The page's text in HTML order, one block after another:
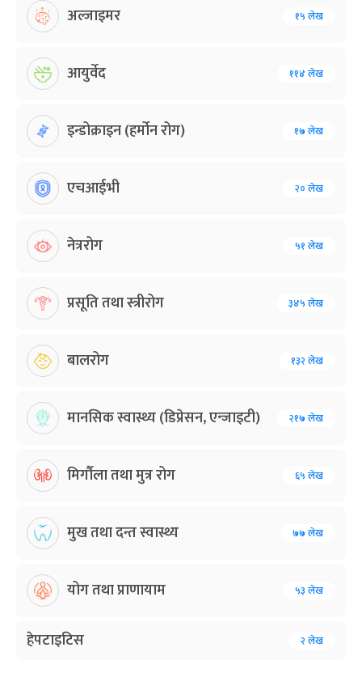
अल्जाइमर १५ लेख
आयुर्वेद ११४ लेख
इन्डोक्राइन (हर्मोन रोग) १७ लेख
एचआईभी २० लेख
नेत्ररोग ५१ लेख
प्रसूति तथा स्त्रीरोग ३४५ लेख
बालरोग १३२ लेख
मानसिक स्वास्थ्य (डिप्रेसन, एन्जाइटी) २१७ लेख
मिर्गौला तथा मुत्र रोग ६५ लेख
मुख तथा दन्त स्वास्थ्य ७७ लेख
योग तथा प्राणायाम ५३ लेख
हेपटाइटिस २ लेख